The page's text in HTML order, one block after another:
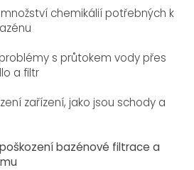
chemikálií potřebných k
s průtokem vody přes
a filtr
zařízení, jako jsou schody a
bazénové filtrace a